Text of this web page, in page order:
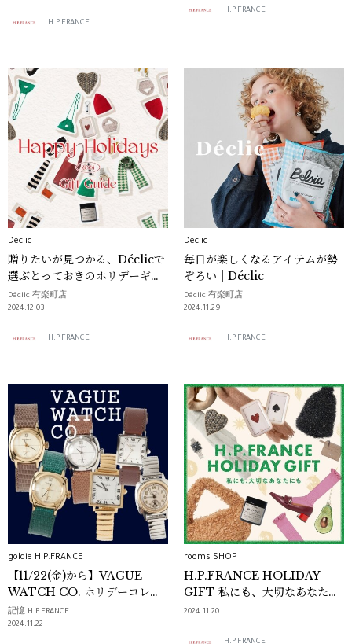
H.P.FRANCE
NEWoMaN新宿2F
H.P.FRANCE
Déclic
贈りたいが見つかる、Déclicで
選ぶとっておきのホリデーギフ
ト｜Déclic
Déclic 有楽町店
2024.12.03
H.P.FRANCE
Déclic
毎日が楽しくなるアイテムが勢
ぞろい｜Déclic
Déclic 有楽町店
2024.11.29
H.P.FRANCE
goldie H.P.FRANCE
【11/22(金)から】VAGUE
WATCH CO. ホリデーコレク
ションが登場
記憶 H.P.FRANCE
2024.11.22
rooms SHOP
H.P.FRANCE HOLIDAY
GIFT 私にも、大切なあなたに
も -ACCESSORIES-
2024.11.20
H.P.FRANCE